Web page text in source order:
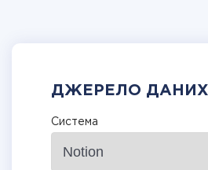
ДЖЕРЕЛО ДАНИХ
Система